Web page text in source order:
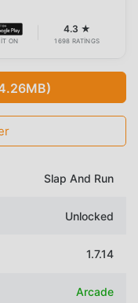
ON
4.3 ★
1698 RATINGS
Slap And Run
Unlocked
1.7.14
Arcade